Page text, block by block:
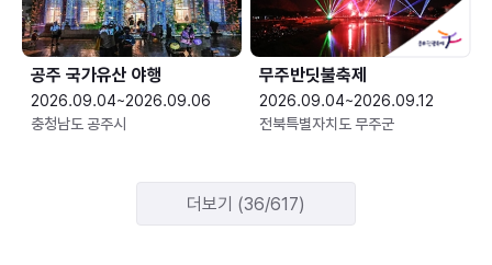
공주 국가유산 야행
2026.09.04~2026.09.06
충청남도 공주시
무주반딧불축제
2026.09.04~2026.09.12
전북특별자치도 무주군
더보기 (36/617)